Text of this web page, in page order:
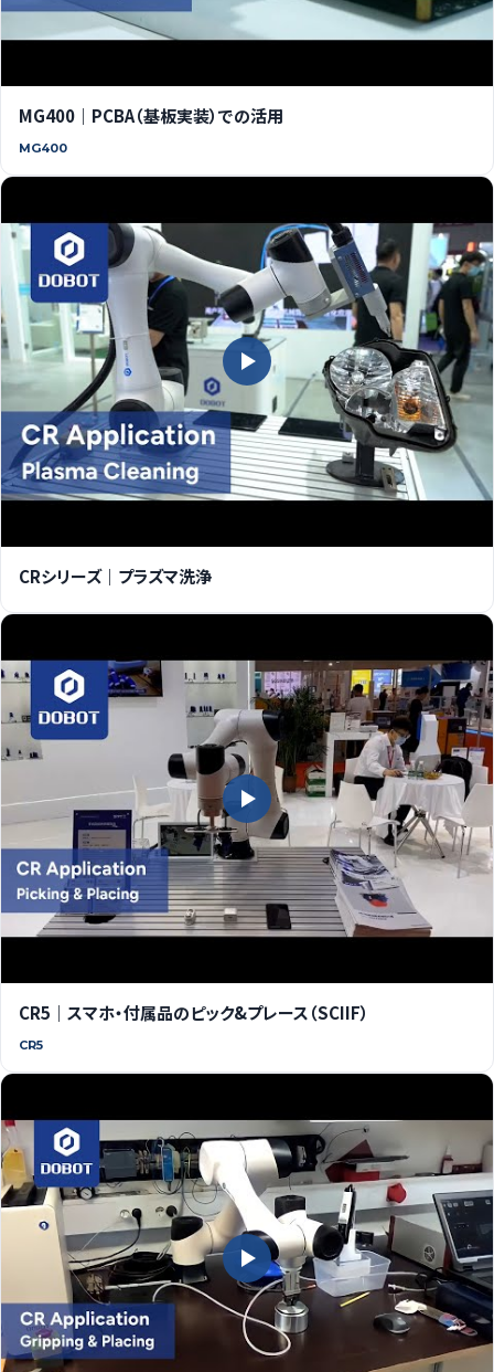
MG400｜PCBA（基板実装）での活用
MG400
CRシリーズ｜プラズマ洗浄
CR5｜スマホ・付属品のピック&プレース（SCIIF）
CR5